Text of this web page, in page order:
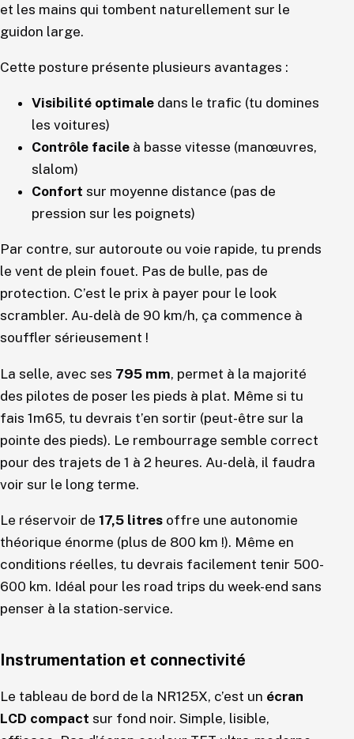
et les mains qui tombent naturellement sur le
guidon large.
Cette posture présente plusieurs avantages :
Visibilité optimale dans le trafic (tu domines
les voitures)
Contrôle facile à basse vitesse (manœuvres,
slalom)
Confort sur moyenne distance (pas de
pression sur les poignets)
Par contre, sur autoroute ou voie rapide, tu prends
le vent de plein fouet. Pas de bulle, pas de
protection. C’est le prix à payer pour le look
scrambler. Au-delà de 90 km/h, ça commence à
souffler sérieusement !
La selle, avec ses 795 mm, permet à la majorité
des pilotes de poser les pieds à plat. Même si tu
fais 1m65, tu devrais t’en sortir (peut-être sur la
pointe des pieds). Le rembourrage semble correct
pour des trajets de 1 à 2 heures. Au-delà, il faudra
voir sur le long terme.
Le réservoir de 17,5 litres offre une autonomie
théorique énorme (plus de 800 km !). Même en
conditions réelles, tu devrais facilement tenir 500-
600 km. Idéal pour les road trips du week-end sans
penser à la station-service.
Instrumentation et connectivité
Le tableau de bord de la NR125X, c’est un écran
LCD compact sur fond noir. Simple, lisible,